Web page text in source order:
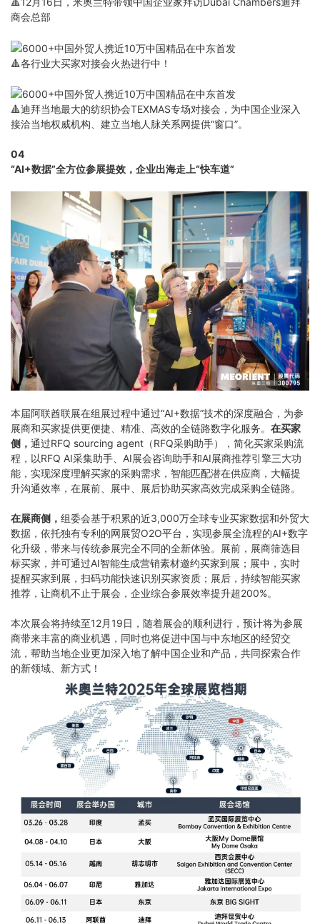
商会总部
🔺各行业大买家对接会火热进行中！
🔺迪拜当地最大的纺织协会TEXMAS专场对接会，为中国企业深入
接洽当地权威机构、建立当地人脉关系网提供“窗口”。
04
“AI+数据”全方位参展提效， 企业出海走上“快车道”
本届阿联酋联展在组展过程中通过“AI+数据”技术的深度融合，为参
展商和买家提供更便捷、精准、高效的全链路数字化服务。 在买家
侧， 通过RFQ sourcing agent（RFQ采购助手），简化买家采购流
程，以RFQ AI采集助手、AI展会咨询助手和AI展商推荐引擎三大功
能，实现深度理解买家的采购需求，智能匹配潜在供应商，大幅提
升沟通效率，在展前、展中、展后协助买家高效完成采购全链路。
在展商侧， 组委会基于积累的近3,000万全球专业买家数据和外贸大
数据，依托独有专利的网展贸O2O平台 ，实现参展全流程的AI+数字
化升级，带来与传统参展完全不同的全新体验。展前，展商筛选目
标买家，并可通过AI智能生成营销素材邀约买家到展；展中，实时
提醒买家到展，扫码功能快速识别买家资质；展后，持续智能买家
推荐，让商机不止于展会，企业综合参展效率提升超200%。
本次展会将持续至12月19日，随着展会的顺利进行，预计将为参展
商带来丰富的商业机遇，同时也将促进中国与中东地区的经贸交
流，帮助当地企业更加深入地了解中国企业和产品，共同探索合作
的新领域、新方式！